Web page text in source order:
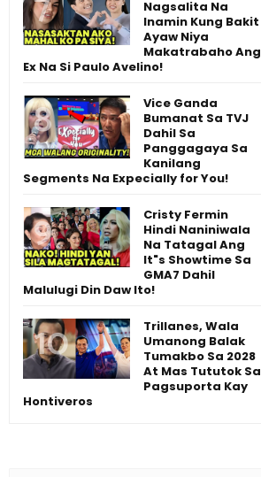
Nagsalita Na
Inamin Kung Bakit
Ayaw Niya
Makatrabaho Ang
Ex Na Si Paulo Avelino!
Vice Ganda
Bumanat Sa TVJ
Dahil Sa
Panggagaya Sa
Kanilang
Segments Na Expecially for You!
Cristy Fermin
Hindi Naniniwala
Na Tatagal Ang
It"s Showtime Sa
GMA7 Dahil
Malulugi Din Daw Ito!
Trillanes, Wala
Umanong Balak
Tumakbo Sa 2028
At Mas Tututok Sa
Pagsuporta Kay
Hontiveros